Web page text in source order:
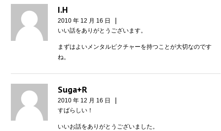
I.H
2010 年 12 月 16 日 |
いい話をありがとうございます。
まずはよいメンタルピクチャーを持つことが大切なのです
ね。
Suga+R
2010 年 12 月 16 日 |
すばらしい！
いいお話をありがとうございました。